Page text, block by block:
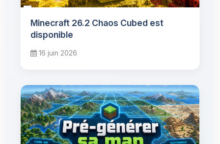
Minecraft 26.2 Chaos Cubed est
disponible
16 juin 2026